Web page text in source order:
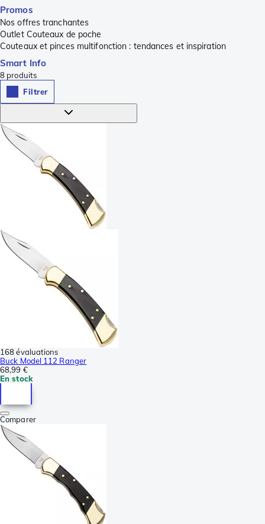
Promos
Nos offres tranchantes
Outlet Couteaux de poche
Couteaux et pinces multifonction : tendances et inspiration
Smart Info
8 produits
Filtrer
168 évaluations
Buck Model 112 Ranger
68,99 €
En stock
Comparer